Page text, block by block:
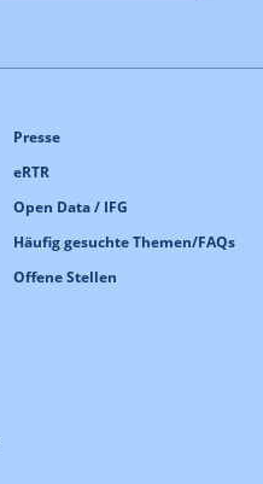
Presse
eRTR
Open Data / IFG
Häufig gesuchte Themen/FAQs
Offene Stellen